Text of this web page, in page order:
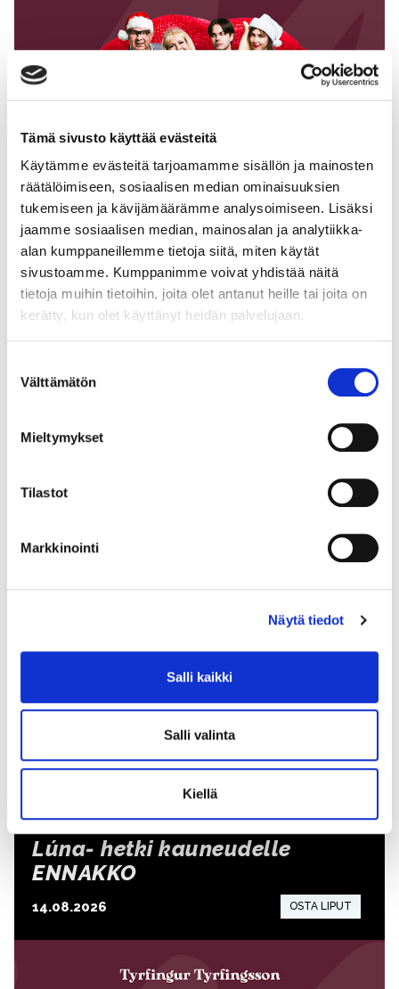
Tämä sivusto käyttää evästeitä
Käytämme evästeitä tarjoamamme sisällön ja mainosten
räätälöimiseen, sosiaalisen median ominaisuuksien
tukemiseen ja kävijämäärämme analysoimiseen. Lisäksi
jaamme sosiaalisen median, mainosalan ja analytiikka-
alan kumppaneillemme tietoja siitä, miten käytät
sivustoamme. Kumppanimme voivat yhdistää näitä
tietoja muihin tietoihin, joita olet antanut heille tai joita on
kerätty, kun olet käyttänyt heidän palvelujaan.
valinta
Välttämätön
Mieltymykset
Tilastot
Markkinointi
Näytä tiedot
Salli kaikki
Salli valinta
Kiellä
ENNAKKO
15:00
Lúna- hetki kauneudelle
ENNAKKO
14.08.2026